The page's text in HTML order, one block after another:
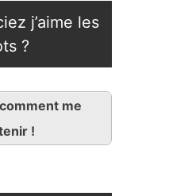
j’aime les
?
me
!